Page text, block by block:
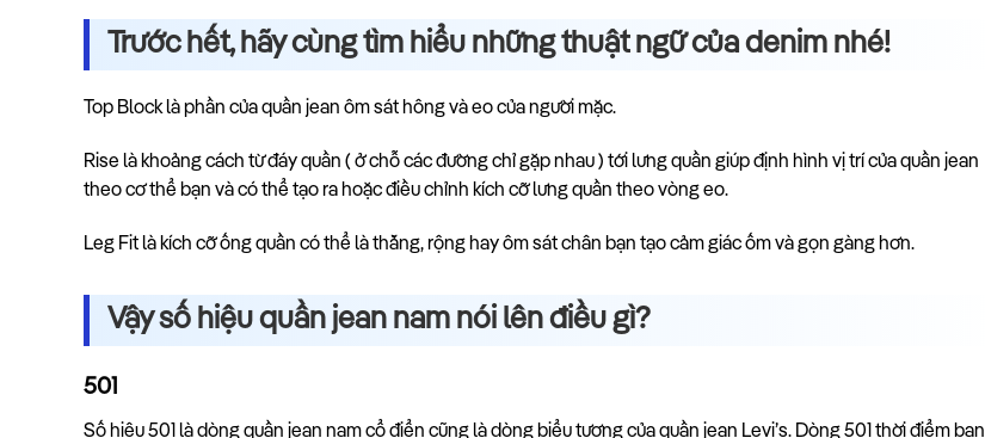
Trước hết, hãy cùng tìm hiểu những thuật ngữ của denim nhé!
Top Block là phần của quần jean ôm sát hông và eo của người mặc.
Rise là khoảng cách từ đáy quần ( ở chỗ các đường chỉ gặp nhau ) tới lưng quần giúp định hình vị trí của quần jean
theo cơ thể bạn và có thể tạo ra hoặc điều chỉnh kích cỡ lưng quần theo vòng eo.
Leg Fit là kích cỡ ống quần có thể là thẳng, rộng hay ôm sát chân bạn tạo cảm giác ốm và gọn gàng hơn.
Vậy số hiệu quần jean nam nói lên điều gì?
501
Số hiệu 501 là dòng quần jean nam cổ điển cũng là dòng biểu tượng của quần jean Levi’s. Dòng 501 thời điểm ban